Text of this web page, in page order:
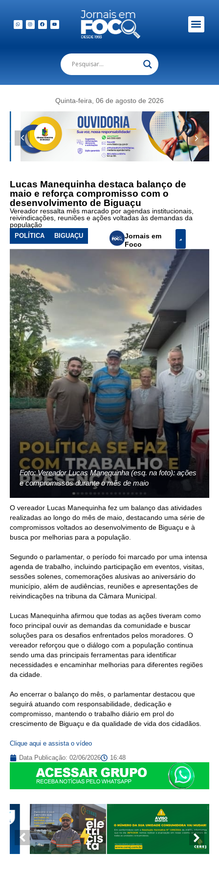
Quinta-feira, 06 de agosto de 2026
Lucas Manequinha destaca balanço de
maio e reforça compromisso com o
desenvolvimento de Biguaçu
Vereador ressalta mês marcado por agendas institucionais,
reivindicações, reuniões e ações voltadas às demandas da
população
POLÍTICA BIGUAÇU
Jornais em
Foco
Foto: Vereador Lucas Manequinha (esq. na foto): ações
e compromissos durante o mês de maio
O vereador Lucas Manequinha fez um balanço das atividades
realizadas ao longo do mês de maio, destacando uma série de
compromissos voltados ao desenvolvimento de Biguaçu e à
busca por melhorias para a população.
Segundo o parlamentar, o período foi marcado por uma intensa
agenda de trabalho, incluindo participação em eventos, visitas,
sessões solenes, comemorações alusivas ao aniversário do
município, além de audiências, reuniões e apresentações de
reivindicações na tribuna da Câmara Municipal.
Lucas Manequinha afirmou que todas as ações tiveram como
foco principal ouvir as demandas da comunidade e buscar
soluções para os desafios enfrentados pelos moradores. O
vereador reforçou que o diálogo com a população continua
sendo uma das principais ferramentas para identificar
necessidades e encaminhar melhorias para diferentes regiões
da cidade.
Ao encerrar o balanço do mês, o parlamentar destacou que
seguirá atuando com responsabilidade, dedicação e
compromisso, mantendo o trabalho diário em prol do
crescimento de Biguaçu e da qualidade de vida dos cidadãos.
Clique aqui e assista o vídeo
Data Publicação: 02/06/2026 16:48